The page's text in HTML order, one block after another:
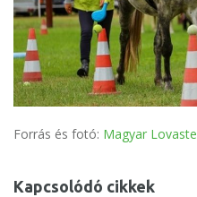
Forrás és fotó: Magyar
Kapcsolódó cikkek